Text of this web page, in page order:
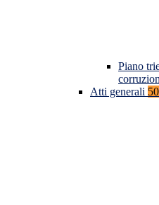
Piano
Atti generali 50